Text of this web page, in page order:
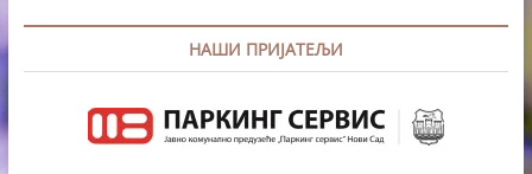
НАШИ ПРИЈАТЕЉИ